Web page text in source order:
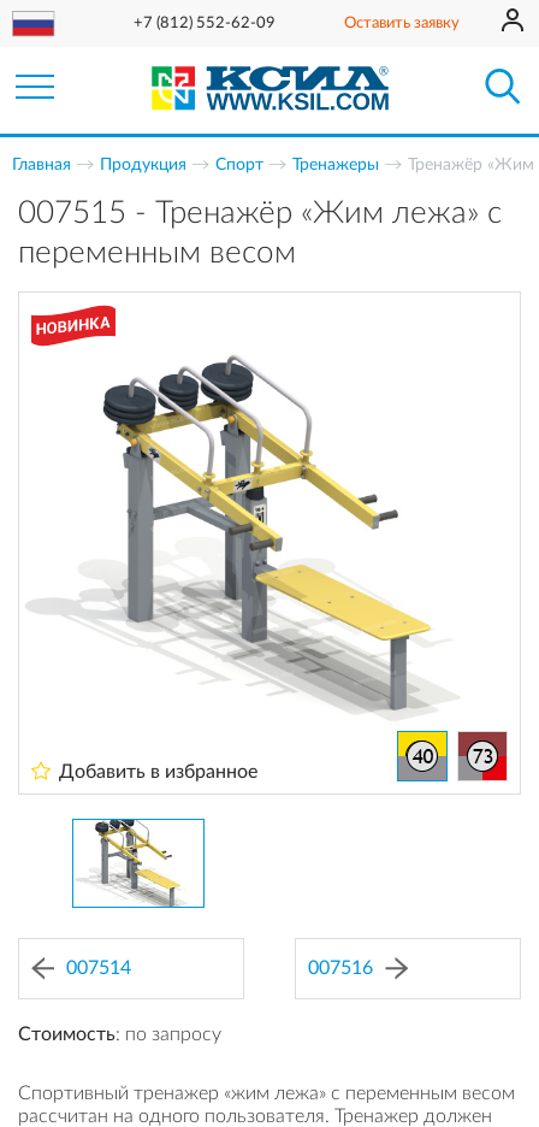
+7 (812) 552-62-09 Оставить заявку
Главная Продукция Спорт Тренажеры Тренажёр «Жим
007515 - Тренажёр «Жим лежа» с
переменным весом
Добавить в избранное
007514 007516
Стоимость: по запросу
Спортивный тренажер «жим лежа» с переменным весом
рассчитан на одного пользователя. Тренажер должен